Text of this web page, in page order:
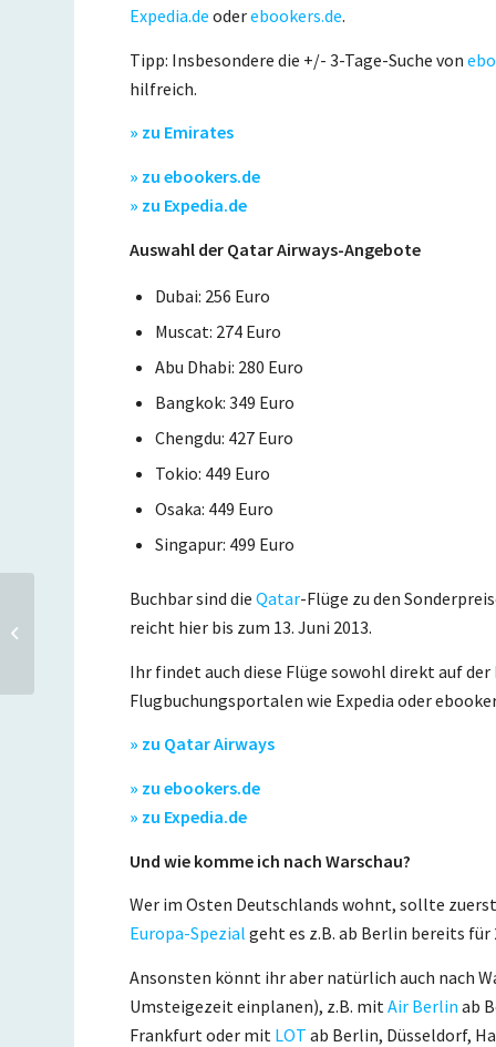
Expedia.de oderebookers.de.
Tipp: Insbesondere die +/- 3-Tage-Suche von
hilfreich.
» zu Emirates
» zu ebookers.de
» zu Expedia.de
Auswahl der Qatar Airways-Angebote
Dubai: 256 Euro
Muscat: 274 Euro
Abu Dhabi: 280 Euro
Bangkok: 349 Euro
Chengdu: 427 Euro
Tokio: 449 Euro
Osaka: 449 Euro
Singapur: 499 Euro
Buchbar sind dieQatar-Flüge zu den
reicht hier bis zum 13. Juni 2013.
Ihr findet auch diese Flüge sowohl direkt auf der
Flugbuchungsportalen wie Expedia oder
» zu Qatar Airways
» zu ebookers.de
» zu Expedia.de
Und wie komme ich nach Warschau?
Wer im Osten Deutschlands wohnt, sollte
Europa-Spezial geht es z.B. ab Berlin bereits für
Ansonsten könnt ihr aber natürlich auch nach
Umsteigezeit einplanen), z.B. mitAir Berlin ab
Frankfurt oder mit LOT ab Berlin, Düsseldorf,
Paris mit dem Nachtzug
ab Hannover oder Berlin